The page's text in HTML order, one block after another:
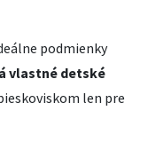
podmienky
vlastné detské
len pre